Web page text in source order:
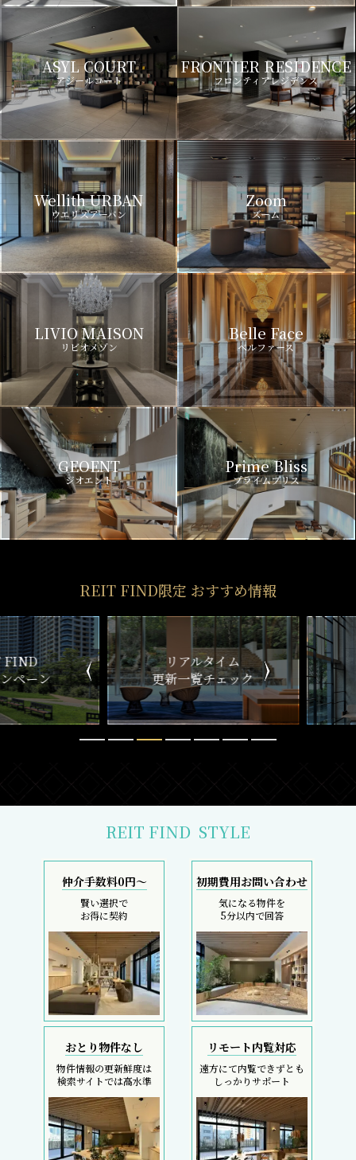
ASYL COURT
アジールコート
FRONTIER RESIDENCE
フロンティアレジデンス
Wellith URBAN
ウエリスアーバン
Zoom
ズーム
LIVIO MAISON
リビオメゾン
Belle Face
ベルファース
GEOENT
ジオエント
Prime Bliss
プライムブリス
REIT FIND限定 おすすめ情報
ン
リアルタイム
更新一覧チェック
新
REIT FIND STYLE
仲介手数料0円～
賢い選択で
お得に契約
初期費用お問い合わせ
気になる物件を
5分以内で回答
おとり物件なし
物件情報の更新鮮度は
検索サイトでは高水準
リモート内覧対応
遠方にて内覧できずとも
しっかりサポート